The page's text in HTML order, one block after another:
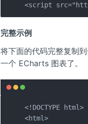
<script
完整示例
将下面的代码完整复制
一个 ECharts 图表了。
<!DOCTYPE html>
<html>